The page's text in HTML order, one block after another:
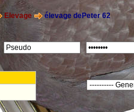
Elevage élevage dePeter 62